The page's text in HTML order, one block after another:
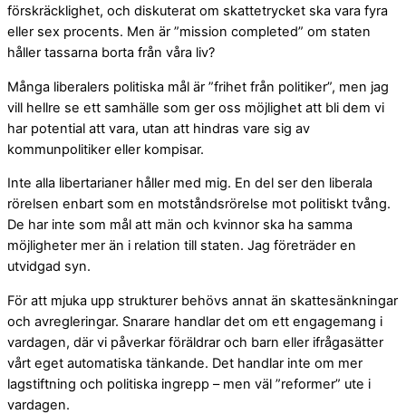
förskräcklighet, och diskuterat om skattetrycket ska vara fyra
eller sex procents. Men är ”mission completed” om staten
håller tassarna borta från våra liv?
Många liberalers politiska mål är ”frihet från politiker”, men jag
vill hellre se ett samhälle som ger oss möjlighet att bli dem vi
har potential att vara, utan att hindras vare sig av
kommunpolitiker eller kompisar.
Inte alla libertarianer håller med mig. En del ser den liberala
rörelsen enbart som en motståndsrörelse mot politiskt tvång.
De har inte som mål att män och kvinnor ska ha samma
möjligheter mer än i relation till staten. Jag företräder en
utvidgad syn.
För att mjuka upp strukturer behövs annat än skattesänkningar
och avregleringar. Snarare handlar det om ett engagemang i
vardagen, där vi påverkar föräldrar och barn eller ifrågasätter
vårt eget automatiska tänkande. Det handlar inte om mer
lagstiftning och politiska ingrepp – men väl ”reformer” ute i
vardagen.